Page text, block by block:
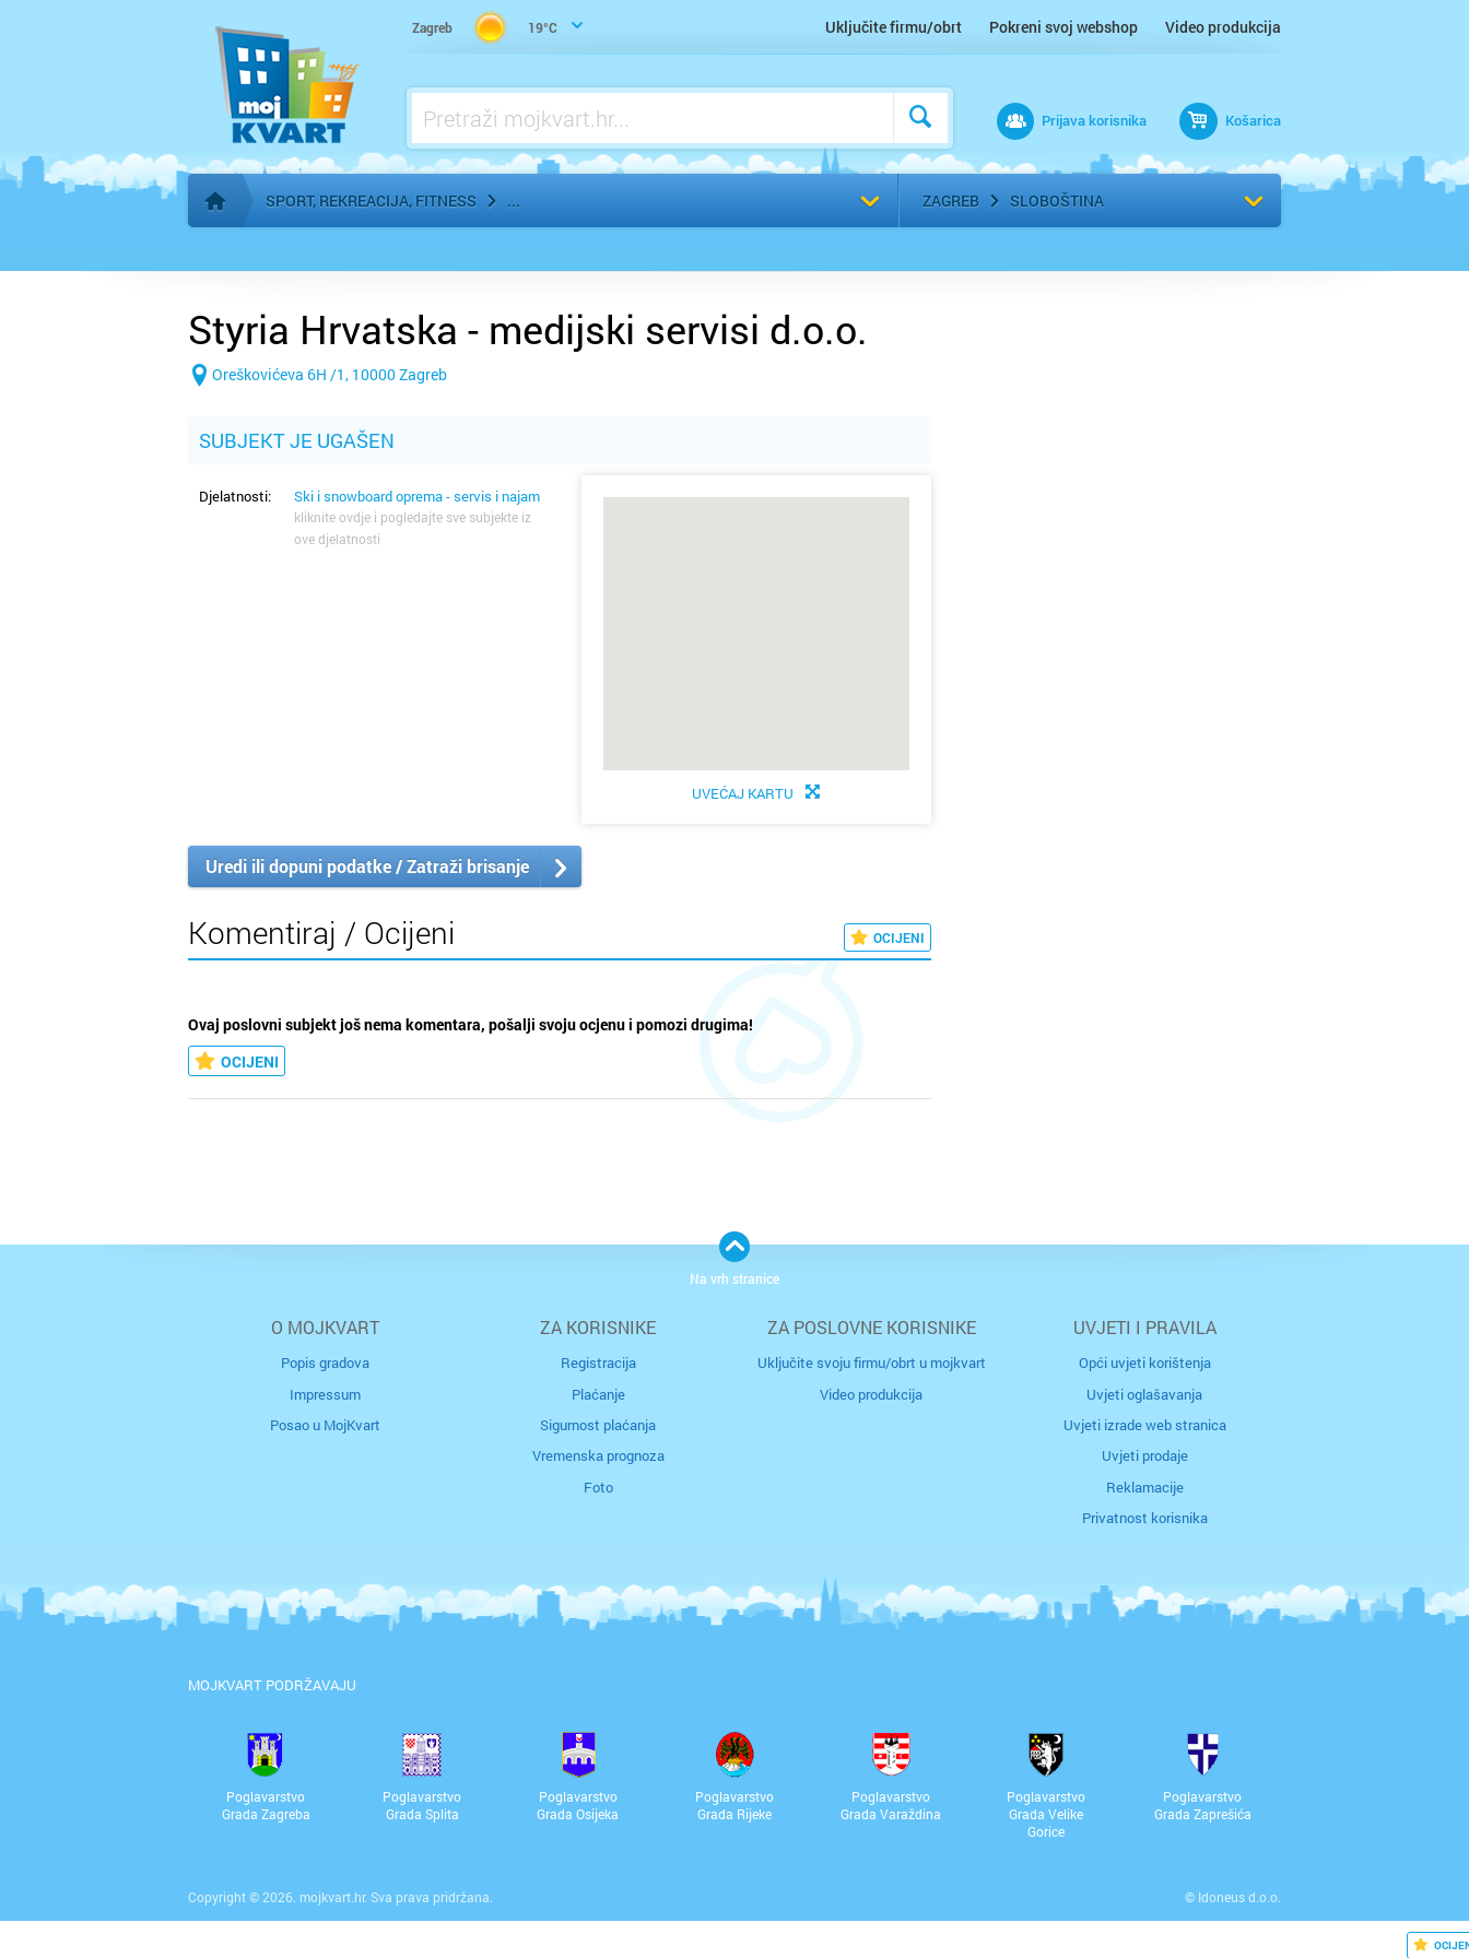
Zagreb 19°C Uključite firmu/obrt Pokreni svoj webshop Video produkcija
Prijava korisnika Košarica
Početna stranica
SPORT, REKREACIJA, FITNESS ZAGREB SLOBOŠTINA
Odaberi grad
Styria Hrvatska - medijski servisi d.o.o.
Oreškovićeva 6H /1, 10000 Zagreb
SUBJEKT JE UGAŠEN
Djelatnosti: Ski i snowboard oprema - servis i najam
kliknite ovdje i pogledajte sve subjekte iz
ove djelatnosti
UVEĆAJ KARTU
Uredi ili dopuni podatke / Zatraži brisanje
Komentiraj / Ocijeni OCIJENI
Ovaj poslovni subjekt još nema komentara, pošalji svoju ocjenu i pomozi drugima!
OCIJENI
O MOJKVART
Popis gradova
Impressum
Posao u MojKvart
ZA KORISNIKE
Registracija
Plaćanje
Sigurnost plaćanja
Vremenska prognoza
Foto
ZA POSLOVNE KORISNIKE
Uključite svoju firmu/obrt u mojkvart
Video produkcija
UVJETI I PRAVILA
Opći uvjeti korištenja
Uvjeti oglašavanja
Uvjeti izrade web stranica
Uvjeti prodaje
Reklamacije
Privatnost korisnika
MOJKVART PODRŽAVAJU
Poglavarstvo
Grada Zagreba
Poglavarstvo
Grada Splita
Poglavarstvo
Grada Osijeka
Poglavarstvo
Grada Rijeke
Poglavarstvo
Grada Varaždina
Poglavarstvo
Grada Velike
Gorice
Poglavarstvo
Grada Zaprešića
Copyright © 2026. mojkvart.hr. Sva prava pridržana. © Idoneus d.o.o.
Na vrh stranice